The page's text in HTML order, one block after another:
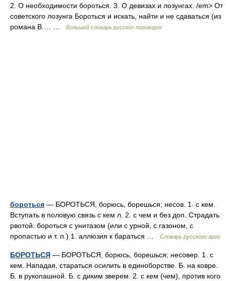
2. О необходимости бороться. 3. О девизах и лозунгах. /em> От
советского лозунга Бороться и искать, найти и не сдаваться (из
романа В.… …
Большой словарь русских поговорок
бороться — БОРОТЬСЯ, борюсь, борешься; несов. 1. с кем.
Вступать в половую связь с кем л. 2. с чем и без доп. Страдать
рвотой. бороться с унитазом (или с урной, с газоном, с
пропастью и т. п.) 1. аллюзия к бараться …
Словарь русского арго
БОРОТЬСЯ — БОРОТЬСЯ, борюсь, борешься; несовер. 1. с
кем. Нападая, стараться осилить в единоборстве. Б. на ковре.
Б. в рукопашной. Б. с диким зверем. 2. с кем (чем), против кого